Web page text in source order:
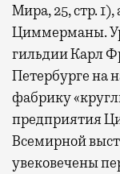
Мира, 25, стр.
Циммерманы.
гильдии Карл
Петербурге на
фабрику
предприятия
Всемирной
увековечены